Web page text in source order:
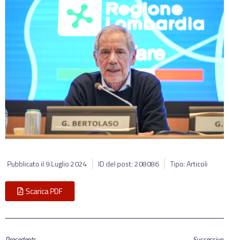
Pubblicato il 9 Luglio 2024 ID del post: 208086 Tipo: Articoli
Scarica PDF